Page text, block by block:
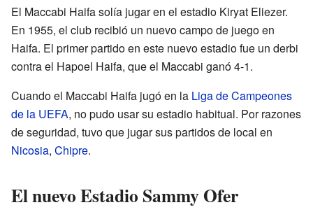
El Maccabi Haifa solía jugar en el estadio Kiryat Eliezer.
En 1955, el club recibió un nuevo campo de juego en
Haifa. El primer partido en este nuevo estadio fue un derbi
contra el Hapoel Haifa, que el Maccabi ganó 4-1.
Cuando el Maccabi Haifa jugó en la Liga de Campeones
de la UEFA, no pudo usar su estadio habitual. Por razones
de seguridad, tuvo que jugar sus partidos de local en
Nicosia, Chipre.
El nuevo Estadio Sammy Ofer